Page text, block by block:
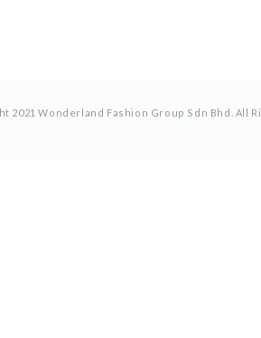
2021 Wonderland Fashion Group Sdn Bhd. All